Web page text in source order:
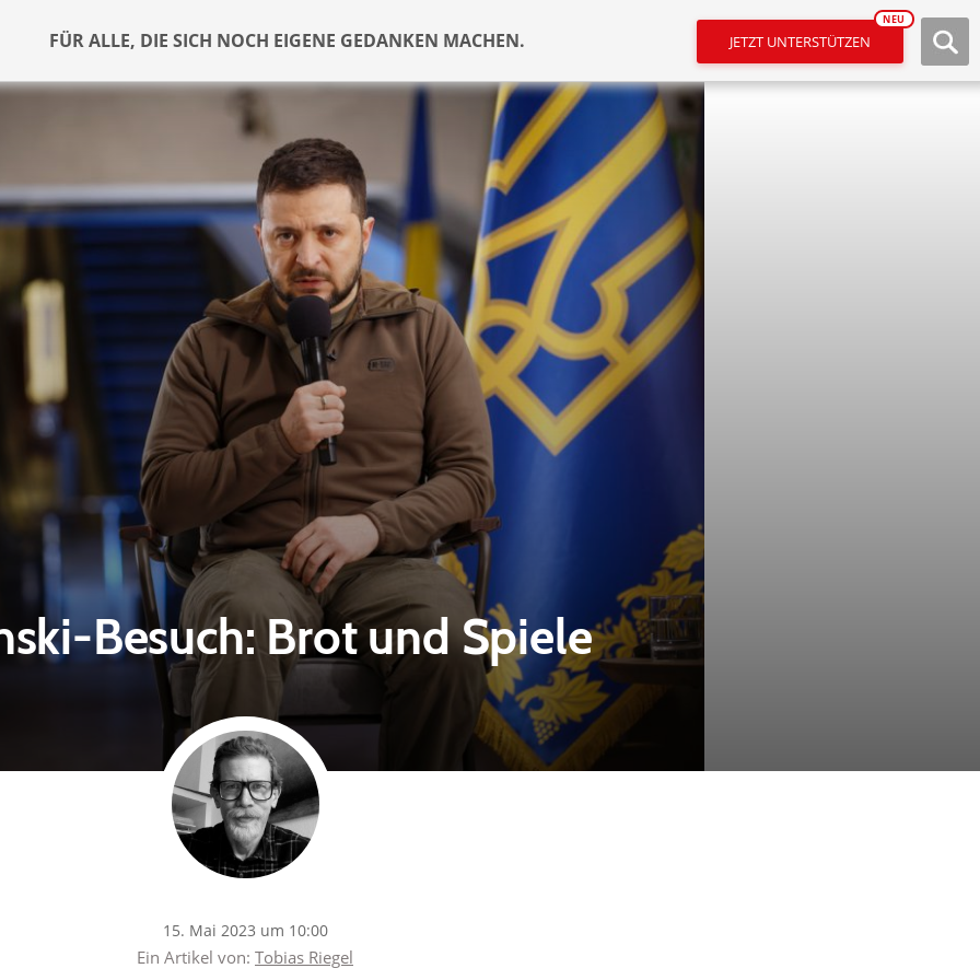
FÜR ALLE, DIE SICH NOCH EIGENE GEDANKEN MACHEN. JETZT UNTERSTÜTZEN
NEU
Besuch: Brot und Spiele
15. Mai 2023 um 10:00
Ein Artikel von: Tobias Riegel